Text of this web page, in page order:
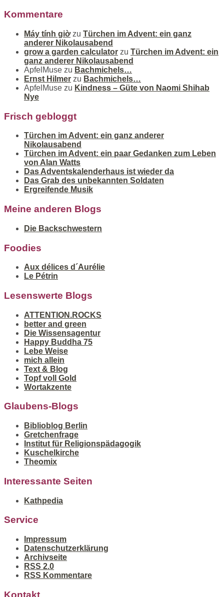
Kommentare
Máy tính giờzu Türchen im Advent: ein ganz
anderer Nikolausabend
grow a garden calculator zu Türchen im Advent: ein
ganz anderer Nikolausabend
ApfelMuse zu Bachmichels…
Ernst Hilmer zu Bachmichels…
ApfelMuse zu Kindness – Güte von Naomi Shihab
Nye
Frisch gebloggt
Türchen im Advent: ein ganz anderer
Nikolausabend
Türchen im Advent: ein paar Gedanken zum Leben
von Alan Watts
Das Adventskalenderhaus ist wieder da
Das Grab des unbekannten Soldaten
Ergreifende Musik
Meine anderen Blogs
Die Backschwestern
Foodies
Aux délices d´Aurélie
Le Pétrin
Lesenswerte Blogs
ATTENTION.ROCKS
better and green
Die Wissensagentur
Happy Buddha 75
Lebe Weise
mich allein
Text & Blog
Topf voll Gold
Wortakzente
Glaubens-Blogs
Biblioblog Berlin
Gretchenfrage
Institut für Religionspädagogik
Kuschelkirche
Theomix
Interessante Seiten
Kathpedia
Service
Impressum
Datenschutzerklärung
Archivseite
RSS 2.0
RSS Kommentare
Kontakt